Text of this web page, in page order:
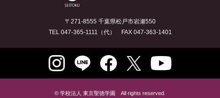
〒271-8555 千葉県松戸市岩瀬550
TEL 047-365-1111（代） FAX 047-363-1401
© 学校法人 東京聖徳学園 All rights reserved.